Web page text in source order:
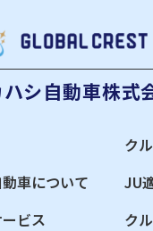
シ自動車株式
ク
車について
JU
ビス
ク